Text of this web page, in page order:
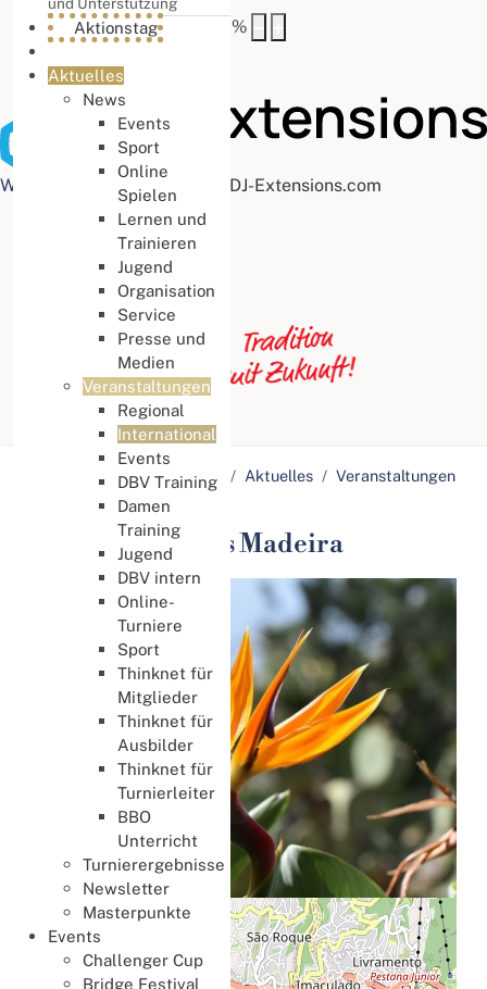
Buchstabenabstand
%
Web Accessibility plugin by DJ-Extensions.com
Aktionstag
Aktuelles
News
Events
Sport
Online
Spielen
Lernen und
Trainieren
Jugend
Organisation
Service
Presse und
Medien
Veranstaltungen
Regional
International
Events
DBV Training
Damen
Training
Jugend
DBV intern
Online-
Turniere
Sport
Thinknet für
Mitglieder
Thinknet für
Ausbilder
Thinknet für
Turnierleiter
BBO
Unterricht
Turnierergebnisse
Newsletter
Masterpunkte
Events
Challenger Cup
Bridge Festival
Aktuelle Seite: Startseite Aktuelles
Veranstaltungen
International
Vidamar Resorts Madeira
+
−